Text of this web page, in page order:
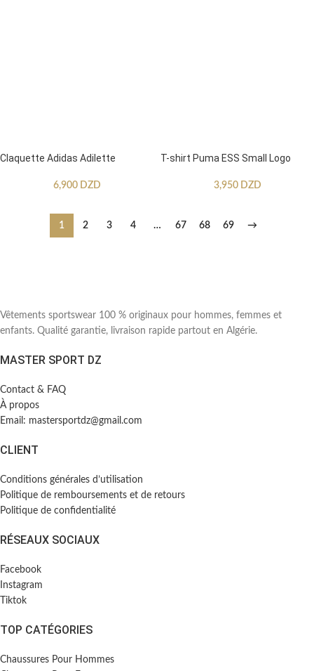
Claquette Adidas Adilette
6,900 DZD
T-shirt Puma ESS Small Logo
3,950 DZD
1 2 3 4 … 67 68 69 →
Vêtements sportswear 100 % originaux pour hommes, femmes et
enfants. Qualité garantie, livraison rapide partout en Algérie.
MASTER SPORT DZ
Contact & FAQ
À propos
Email: mastersportdz@gmail.com
CLIENT
Conditions générales d’utilisation
Politique de remboursements et de retours
Politique de confidentialité
RÉSEAUX SOCIAUX
Facebook
Instagram
Tiktok
TOP CATÉGORIES
Chaussures Pour Hommes